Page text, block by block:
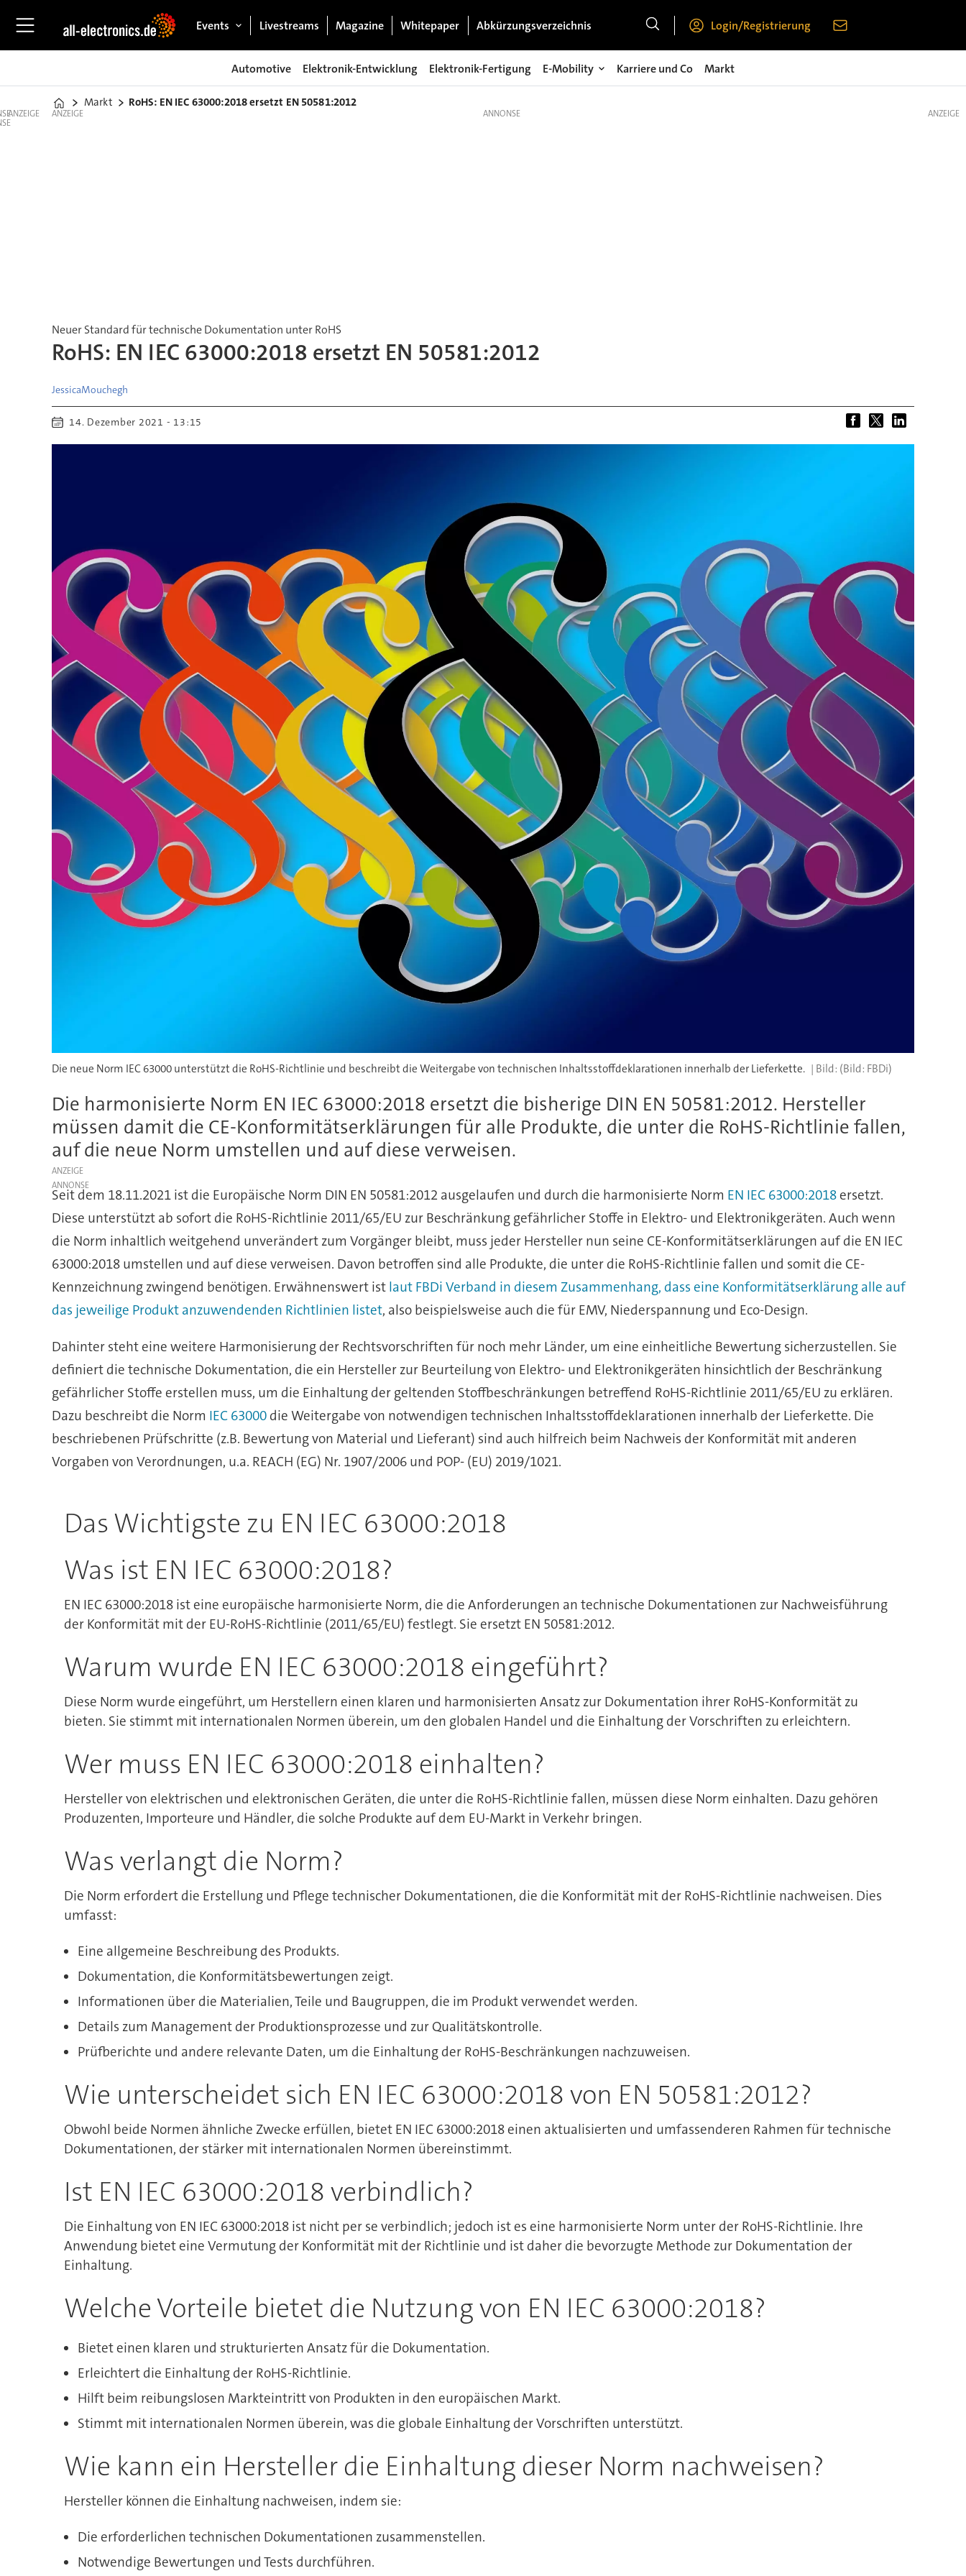
Events Livestreams Magazine Whitepaper Abkürzungsverzeichnis Login/Registrierung
Automotive Elektronik-Entwicklung Elektronik-Fertigung E-Mobility Karriere und Co Markt
Home
Markt RoHS: EN IEC 63000:2018 ersetzt EN 50581:2012
ANZEIGE ANZEIGE
Neuer Standard für technische Dokumentation unter RoHS
RoHS: EN IEC 63000:2018 ersetzt EN 50581:2012
JessicaMouchegh
14. Dezember 2021 - 13:15
Die neue Norm IEC 63000 unterstützt die RoHS-Richtlinie und beschreibt die Weitergabe von technischen Inhaltsstoffdeklarationen innerhalb der Lieferkette. (Bild: FBDi)
Die harmonisierte Norm EN IEC 63000:2018 ersetzt die bisherige DIN EN 50581:2012. Hersteller
müssen damit die CE-Konformitätserklärungen für alle Produkte, die unter die RoHS-Richtlinie fallen,
auf die neue Norm umstellen und auf diese verweisen.
ANZEIGE
Seit dem 18.11.2021 ist die Europäische Norm DIN EN 50581:2012 ausgelaufen und durch die harmonisierte Norm EN IEC 63000:2018ersetzt.
Diese unterstützt ab sofort die RoHS-Richtlinie 2011/65/EU zur Beschränkung gefährlicher Stoffe in Elektro- und Elektronikgeräten. Auch wenn
die Norm inhaltlich weitgehend unverändert zum Vorgänger bleibt, muss jeder Hersteller nun seine CE-Konformitätserklärungen auf die EN IEC
63000:2018 umstellen und auf diese verweisen. Davon betroffen sind alle Produkte, die unter die RoHS-Richtlinie fallen und somit die CE-
Kennzeichnung zwingend benötigen. Erwähnenswert ist laut FBDi Verband in diesem Zusammenhang, dass eine Konformitätserklärung alle auf
das jeweilige Produkt anzuwendenden Richtlinien listet, also beispielsweise auch die für EMV, Niederspannung und Eco-Design.
Dahinter steht eine weitere Harmonisierung der Rechtsvorschriften für noch mehr Länder, um eine einheitliche Bewertung sicherzustellen. Sie
definiert die technische Dokumentation, die ein Hersteller zur Beurteilung von Elektro- und Elektronikgeräten hinsichtlich der Beschränkung
gefährlicher Stoffe erstellen muss, um die Einhaltung der geltenden Stoffbeschränkungen betreffend RoHS-Richtlinie 2011/65/EU zu erklären.
Dazu beschreibt die Norm IEC 63000die Weitergabe von notwendigen technischen Inhaltsstoffdeklarationen innerhalb der Lieferkette. Die
beschriebenen Prüfschritte (z.B. Bewertung von Material und Lieferant) sind auch hilfreich beim Nachweis der Konformität mit anderen
Vorgaben von Verordnungen, u.a. REACH (EG) Nr. 1907/2006 und POP- (EU) 2019/1021.
Das Wichtigste zu EN IEC 63000:2018
Was ist EN IEC 63000:2018?
EN IEC 63000:2018 ist eine europäische harmonisierte Norm, die die Anforderungen an technische Dokumentationen zur Nachweisführung
der Konformität mit der EU-RoHS-Richtlinie (2011/65/EU) festlegt. Sie ersetzt EN 50581:2012.
Warum wurde EN IEC 63000:2018 eingeführt?
Diese Norm wurde eingeführt, um Herstellern einen klaren und harmonisierten Ansatz zur Dokumentation ihrer RoHS-Konformität zu
bieten. Sie stimmt mit internationalen Normen überein, um den globalen Handel und die Einhaltung der Vorschriften zu erleichtern.
Wer muss EN IEC 63000:2018 einhalten?
Hersteller von elektrischen und elektronischen Geräten, die unter die RoHS-Richtlinie fallen, müssen diese Norm einhalten. Dazu gehören
Produzenten, Importeure und Händler, die solche Produkte auf dem EU-Markt in Verkehr bringen.
Was verlangt die Norm?
Die Norm erfordert die Erstellung und Pflege technischer Dokumentationen, die die Konformität mit der RoHS-Richtlinie nachweisen. Dies
umfasst:
Eine allgemeine Beschreibung des Produkts.
Dokumentation, die Konformitätsbewertungen zeigt.
Informationen über die Materialien, Teile und Baugruppen, die im Produkt verwendet werden.
Details zum Management der Produktionsprozesse und zur Qualitätskontrolle.
Prüfberichte und andere relevante Daten, um die Einhaltung der RoHS-Beschränkungen nachzuweisen.
Wie unterscheidet sich EN IEC 63000:2018 von EN 50581:2012?
Obwohl beide Normen ähnliche Zwecke erfüllen, bietet EN IEC 63000:2018 einen aktualisierten und umfassenderen Rahmen für technische
Dokumentationen, der stärker mit internationalen Normen übereinstimmt.
Ist EN IEC 63000:2018 verbindlich?
Die Einhaltung von EN IEC 63000:2018 ist nicht per se verbindlich; jedoch ist es eine harmonisierte Norm unter der RoHS-Richtlinie. Ihre
Anwendung bietet eine Vermutung der Konformität mit der Richtlinie und ist daher die bevorzugte Methode zur Dokumentation der
Einhaltung.
Welche Vorteile bietet die Nutzung von EN IEC 63000:2018?
Bietet einen klaren und strukturierten Ansatz für die Dokumentation.
Erleichtert die Einhaltung der RoHS-Richtlinie.
Hilft beim reibungslosen Markteintritt von Produkten in den europäischen Markt.
Stimmt mit internationalen Normen überein, was die globale Einhaltung der Vorschriften unterstützt.
Wie kann ein Hersteller die Einhaltung dieser Norm nachweisen?
Hersteller können die Einhaltung nachweisen, indem sie:
Die erforderlichen technischen Dokumentationen zusammenstellen.
Notwendige Bewertungen und Tests durchführen.
ANZEIGE